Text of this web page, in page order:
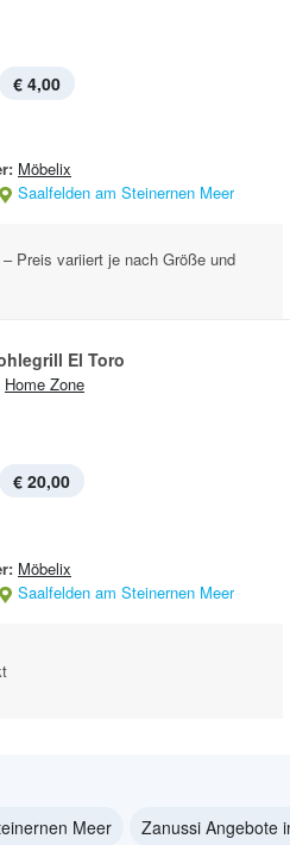
€ 4,00
Möbelix
Saalfelden am Steinernen Meer
Preis variiert je nach Größe und
El Toro
Home Zone
€ 20,00
Möbelix
Saalfelden am Steinernen Meer
Meer
Zanussi Angebote